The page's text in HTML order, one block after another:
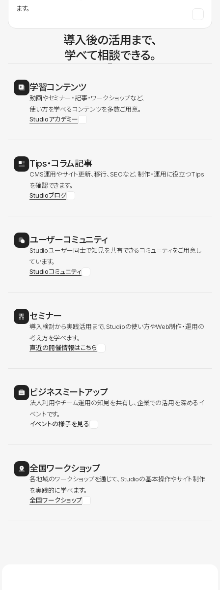
ます。
導入後の活用まで、
学べて相談できる。
学習コンテンツ
動画やセミナー・記事・ワークショップなど、
使い方を学べるコンテンツを多数ご用意。
Studioアカデミー
Tips・コラム記事
CMS運用やサイト更新、移行、SEOなど、制作・運用に役立つTips
を確認できます。
Studioブログ
ユーザーコミュニティ
Studioユーザー同士で知見を共有できるコミュニティをご用意し
ています。
Studioコミュニティ
セミナー
導入検討から実践活用まで、Studioの使い方やWeb制作・運用の
考え方を学べます。
直近の開催情報はこちら
ビジネスミートアップ
法人利用やチーム運用の知見を共有し、企業での活用を深めるイ
ベントです。
イベントの様子を見る
全国ワークショップ
各地域のワークショップを通じて、Studioの基本操作やサイト制作
を実践的に学べます。
全国ワークショップ